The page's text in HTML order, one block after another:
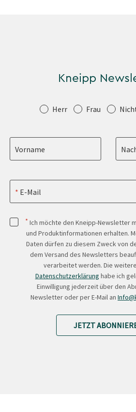
Kneipp
Anrede Herr Frau
Vorname
E-Mail
* Ich möchte den Kneipp-Newsletter
und Produktinformationen erhalten.
Daten dürfen zu diesem Zweck von
dem Versand des Newsletters
verarbeitet werden. Die
Datenschutzerklärung habe ich
Einwilligung jederzeit über den
Newsletter oder per E-Mail an
JETZT